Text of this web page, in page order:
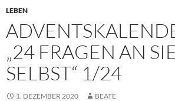
LEBEN
„24 FRAGEN AN
SELBST“ 1/24
1. DEZEMBER 2020 BEATE